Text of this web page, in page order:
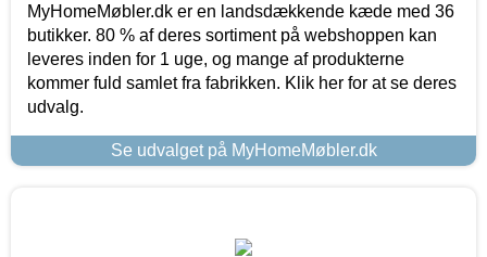
MyHomeMøbler.dk er en landsdækkende kæde med 36
butikker. 80 % af deres sortiment på webshoppen kan
leveres inden for 1 uge, og mange af produkterne
kommer fuld samlet fra fabrikken. Klik her for at se deres
udvalg.
Se udvalget på MyHomeMøbler.dk